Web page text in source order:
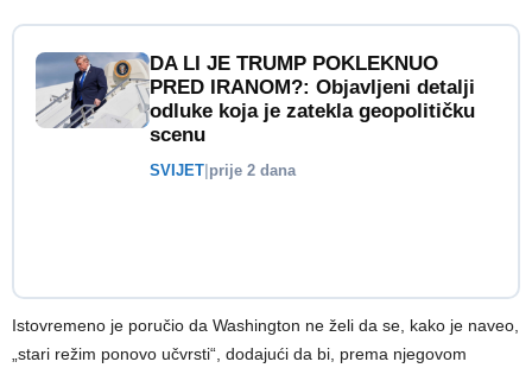
DA LI JE TRUMP POKLEKNUO
PRED IRANOM?: Objavljeni detalji
odluke koja je zatekla geopolitičku
scenu
SVIJET prije 2 dana
Istovremeno je poručio da Washington ne želi da se, kako je naveo,
„stari režim ponovo učvrsti“, dodajući da bi, prema njegovom